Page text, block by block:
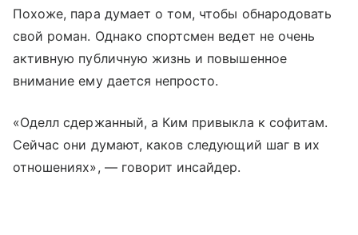
Похоже, пара думает о том, чтобы обнародовать
свой роман. Однако спортсмен ведет не очень
активную публичную жизнь и повышенное
внимание ему дается непросто.
«Оделл сдержанный, а Ким привыкла к софитам.
Сейчас они думают, каков следующий шаг в их
отношениях», — говорит инсайдер.